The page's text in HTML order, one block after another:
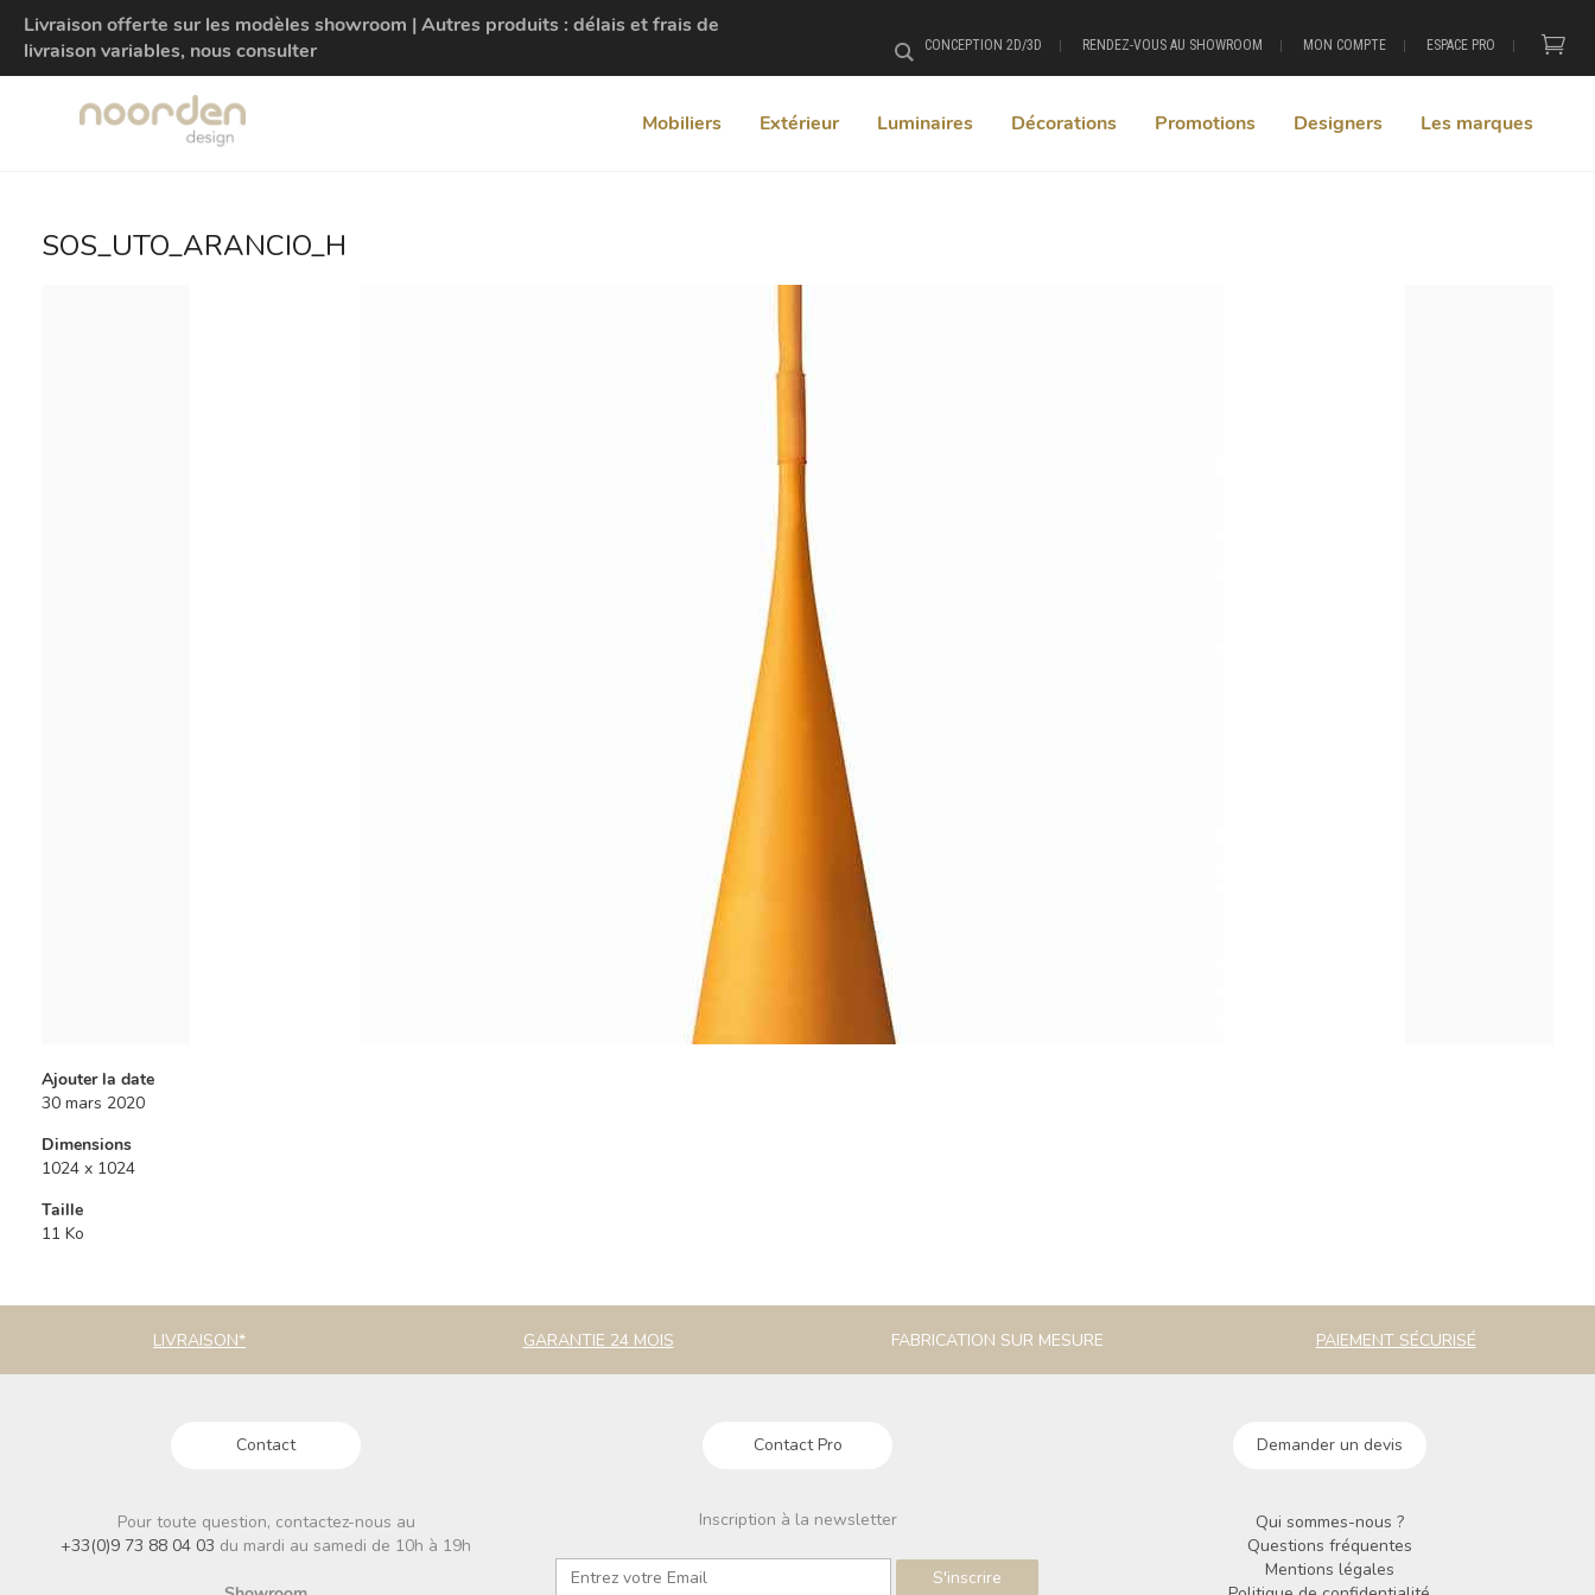
Livraison offerte sur les modèles showroom | Autres produits : délais et frais de
livraison variables, nous consulter
CONCEPTION 2D/3D RENDEZ-VOUS AU SHOWROOM MON COMPTE ESPACE PRO
Mobiliers Extérieur Luminaires Décorations Promotions Designers Les marques
Rechercher
SOS_UTO_ARANCIO_H
Ajouter la date
30 mars 2020
Dimensions
1024 x 1024
Taille
11 Ko
LIVRAISON* GARANTIE 24 MOIS FABRICATION SUR MESURE PAIEMENT SÉCURISÉ
Contact Contact Pro Demander un devis
Pour toute question, contactez-nous au
+33(0)9 73 88 04 03 du mardi au samedi de 10h à 19h
Inscription à la newsletter
Qui sommes-nous ?
Questions fréquentes
Mentions légales